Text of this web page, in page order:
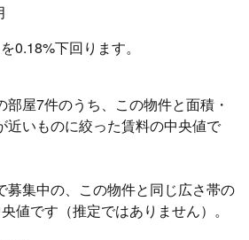
0.18%下回ります。
部屋7件のうち、この物件と面積・
近いものに絞った賃料の中央値で
募集中の、この物件と同じ広さ帯の
値です（推定ではありません）。